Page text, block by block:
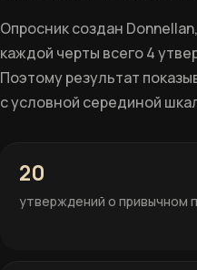
Опросник создан
каждой черты всего 4
Поэтому результат
с условной серединой
20
утверждений о привычном